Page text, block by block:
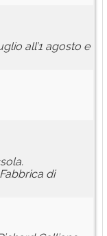
all’1 agosto e
di